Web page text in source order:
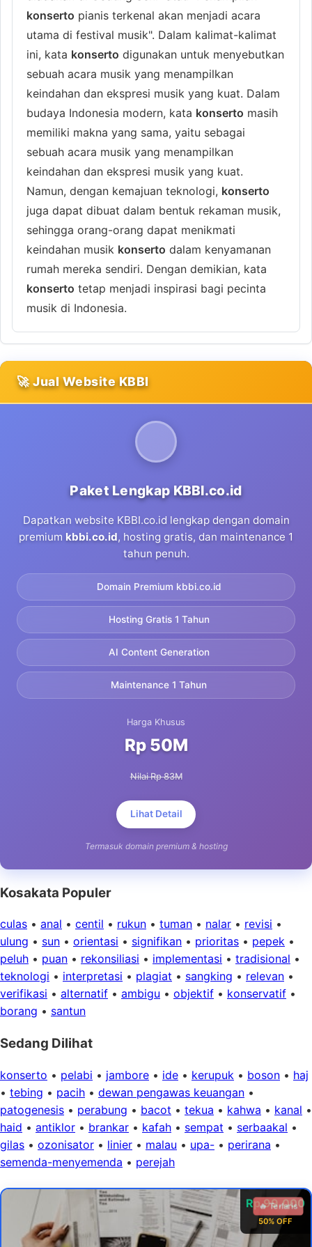
konserto pianis terkenal akan menjadi acara
utama di festival musik". Dalam kalimat-kalimat
ini, kata konserto digunakan untuk menyebutkan
sebuah acara musik yang menampilkan
keindahan dan ekspresi musik yang kuat. Dalam
budaya Indonesia modern, kata konserto masih
memiliki makna yang sama, yaitu sebagai
sebuah acara musik yang menampilkan
keindahan dan ekspresi musik yang kuat.
Namun, dengan kemajuan teknologi, konserto
juga dapat dibuat dalam bentuk rekaman musik,
sehingga orang-orang dapat menikmati
keindahan musik konserto dalam kenyamanan
rumah mereka sendiri. Dengan demikian, kata
konserto tetap menjadi inspirasi bagi pecinta
musik di Indonesia.
🚀 Jual Website KBBI
Paket Lengkap KBBI.co.id
Dapatkan website KBBI.co.id lengkap dengan domain
premium kbbi.co.id, hosting gratis, dan maintenance 1
tahun penuh.
Domain Premium kbbi.co.id
Hosting Gratis 1 Tahun
AI Content Generation
Maintenance 1 Tahun
Harga Khusus
Rp 50M
Nilai Rp 83M
Lihat Detail
Termasuk domain premium & hosting
Kosakata Populer
culas • anal • centil • rukun • tuman • nalar • revisi •
ulung • sun • orientasi • signifikan • prioritas • pepek •
peluh • puan • rekonsiliasi • implementasi • tradisional •
teknologi • interpretasi • plagiat • sangking • relevan •
verifikasi • alternatif • ambigu • objektif • konservatif •
borang • santun
Sedang Dilihat
konserto • pelabi • jambore • ide • kerupuk • boson • haj
• tebing • pacih • dewan pengawas keuangan •
patogenesis • perabung • bacot • tekua • kahwa • kanal •
haid • antiklor • brankar • kafah • sempat • serbaakal •
gilas • ozonisator • linier • malau • upa- • perirana •
semenda-menyemenda • perejah
Rp 99.000
50% OFF
🔥 Terlaris